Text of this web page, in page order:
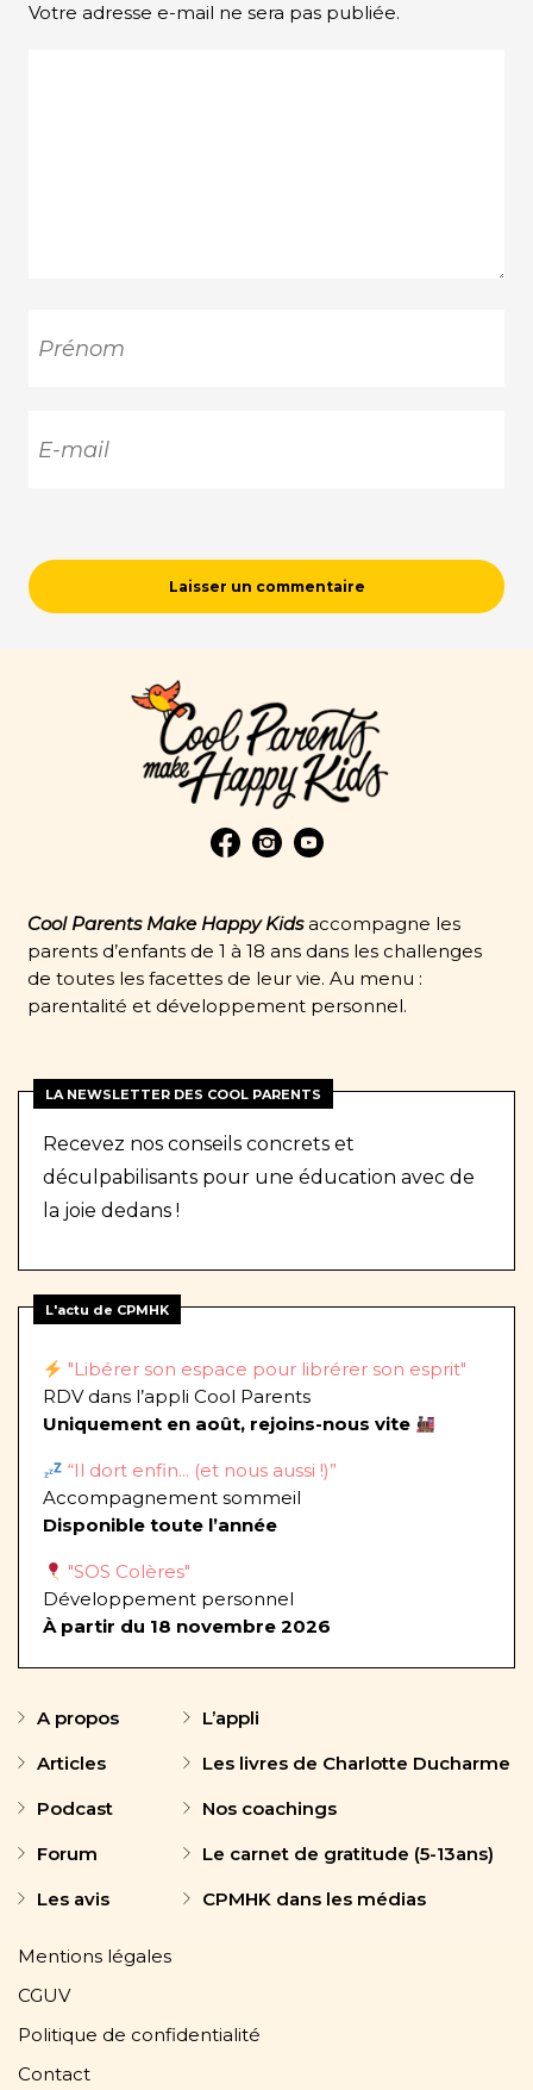
Votre adresse e-mail ne sera pas publiée.
Cool Parents Make Happy Kidsaccompagne les
parents d’enfants de 1 à 18 ans dans les challenges
de toutes les facettes de leur vie. Au menu :
parentalité et développement personnel.
LA NEWSLETTER DES COOL PARENTS
Recevez nos conseils concrets et
déculpabilisants pour une éducation avec de
la joie dedans !
L'actu de CPMHK
"Libérer son espace pour librérer son esprit"
RDV dans l’appli Cool Parents
Uniquement en août, rejoins-nous vite
“Il dort enfin... (et nous aussi !)”
Accompagnement sommeil
Disponible toute l’année
"SOS Colères"
Développement personnel
À partir du 18 novembre 2026
A propos
Articles
Podcast
Forum
L’appli
Les avis
Les livres de Charlotte Ducharme
Nos coachings
Le carnet de gratitude (5-13ans)
CPMHK dans les médias
Mentions légales
CGUV
Politique de confidentialité
Contact